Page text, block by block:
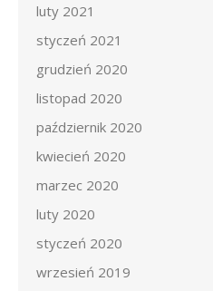
luty 2021
styczeń 2021
grudzień 2020
listopad 2020
październik 2020
kwiecień 2020
marzec 2020
luty 2020
styczeń 2020
wrzesień 2019